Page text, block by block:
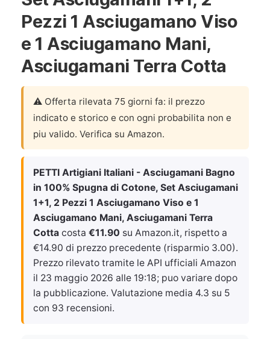
Pezzi 1 Asciugamano Viso
e 1 Asciugamano Mani,
Asciugamani Terra Cotta
⚠️ Offerta rilevata 75 giorni fa: il prezzo
indicato e storico e con ogni probabilita non e
piu valido. Verifica su Amazon.
PETTI Artigiani Italiani - Asciugamani Bagno
in 100% Spugna di Cotone, Set Asciugamani
1+1, 2 Pezzi 1 Asciugamano Viso e 1
Asciugamano Mani, Asciugamani Terra
Cotta costa €11.90 su Amazon.it, rispetto a
€14.90 di prezzo precedente (risparmio 3.00).
Prezzo rilevato tramite le API ufficiali Amazon
il 23 maggio 2026 alle 19:18; puo variare dopo
la pubblicazione. Valutazione media 4.3 su 5
con 93 recensioni.